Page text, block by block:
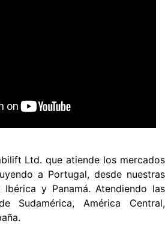
Ltd. que atiende los mercados
a Portugal, desde nuestras
Ibérica y Panamá. Atendiendo las
Sudamérica, América Central,